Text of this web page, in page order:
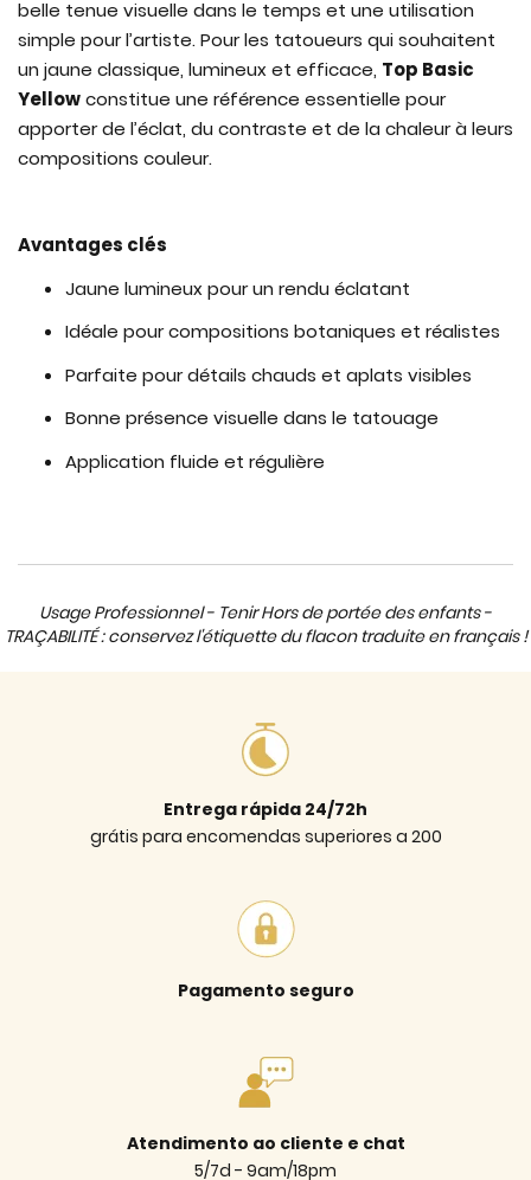
belle tenue visuelle dans le temps et une utilisation
simple pour l’artiste. Pour les tatoueurs qui souhaitent
un jaune classique, lumineux et efficace, Top Basic
Yellowconstitue une référence essentielle pour
apporter de l’éclat, du contraste et de la chaleur à leurs
compositions couleur.
Avantages clés
Jaune lumineux pour un rendu éclatant
Idéale pour compositions botaniques et réalistes
Parfaite pour détails chauds et aplats visibles
Bonne présence visuelle dans le tatouage
Application fluide et régulière
Usage Professionnel - Tenir Hors de portée des enfants -
TRAÇABILITÉ : conservez l'étiquette du flacon traduite en français !
Entrega rápida 24/72h
grátis para encomendas superiores a 200
Pagamento seguro
Atendimento ao cliente e chat
5/7d - 9am/18pm